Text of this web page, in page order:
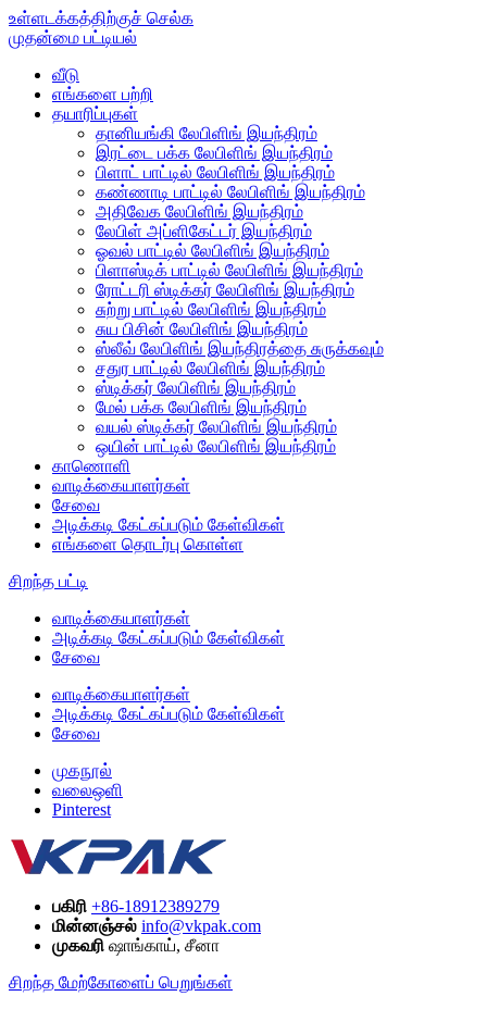
உள்ளடக்கத்திற்குச் செல்க
முதன்மை பட்டியல்
வீடு
எங்களை பற்றி
தயாரிப்புகள்
தானியங்கி லேபிளிங் இயந்திரம்
இரட்டை பக்க லேபிளிங் இயந்திரம்
பிளாட் பாட்டில் லேபிளிங் இயந்திரம்
கண்ணாடி பாட்டில் லேபிளிங் இயந்திரம்
அதிவேக லேபிளிங் இயந்திரம்
லேபிள் அப்ளிகேட்டர் இயந்திரம்
ஓவல் பாட்டில் லேபிளிங் இயந்திரம்
பிளாஸ்டிக் பாட்டில் லேபிளிங் இயந்திரம்
ரோட்டரி ஸ்டிக்கர் லேபிளிங் இயந்திரம்
சுற்று பாட்டில் லேபிளிங் இயந்திரம்
சுய பிசின் லேபிளிங் இயந்திரம்
ஸ்லீவ் லேபிளிங் இயந்திரத்தை சுருக்கவும்
சதுர பாட்டில் லேபிளிங் இயந்திரம்
ஸ்டிக்கர் லேபிளிங் இயந்திரம்
மேல் பக்க லேபிளிங் இயந்திரம்
வயல் ஸ்டிக்கர் லேபிளிங் இயந்திரம்
ஒயின் பாட்டில் லேபிளிங் இயந்திரம்
காணொளி
வாடிக்கையாளர்கள்
சேவை
அடிக்கடி கேட்கப்படும் கேள்விகள்
எங்களை தொடர்பு கொள்ள
சிறந்த பட்டி
வாடிக்கையாளர்கள்
அடிக்கடி கேட்கப்படும் கேள்விகள்
சேவை
வாடிக்கையாளர்கள்
அடிக்கடி கேட்கப்படும் கேள்விகள்
சேவை
முகநூல்
வலைஒளி
Pinterest
பகிரி +86-18912389279
மின்னஞ்சல் info@vkpak.com
முகவரி ஷாங்காய், சீனா
சிறந்த மேற்கோளைப் பெறுங்கள்